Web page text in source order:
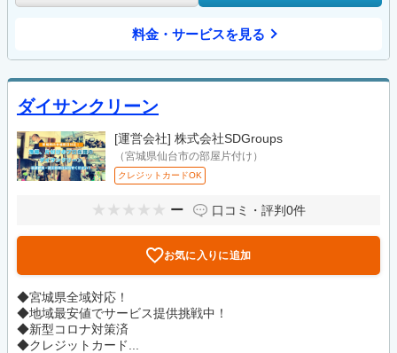
料金・サービスを見る
ダイサンクリーン
[運営会社] 株式会社SDGroups
（宮城県仙台市の部屋片付け）
クレジットカードOK
ー 口コミ・評判0件
お気に入りに追加
◆宮城県全域対応！
◆地域最安値でサービス提供挑戦中！
◆新型コロナ対策済
◆クレジットカード...